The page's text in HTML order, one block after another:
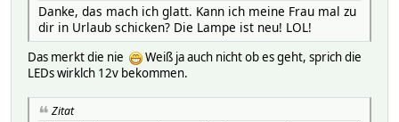
Danke, das mach ich glatt. Kann ich meine Frau mal zu
dir in Urlaub schicken? Die Lampe ist neu! LOL!
Das merkt die nie
Weiß ja auch nicht ob es geht, sprich die
LEDs wirklch 12v bekommen.
Zitat